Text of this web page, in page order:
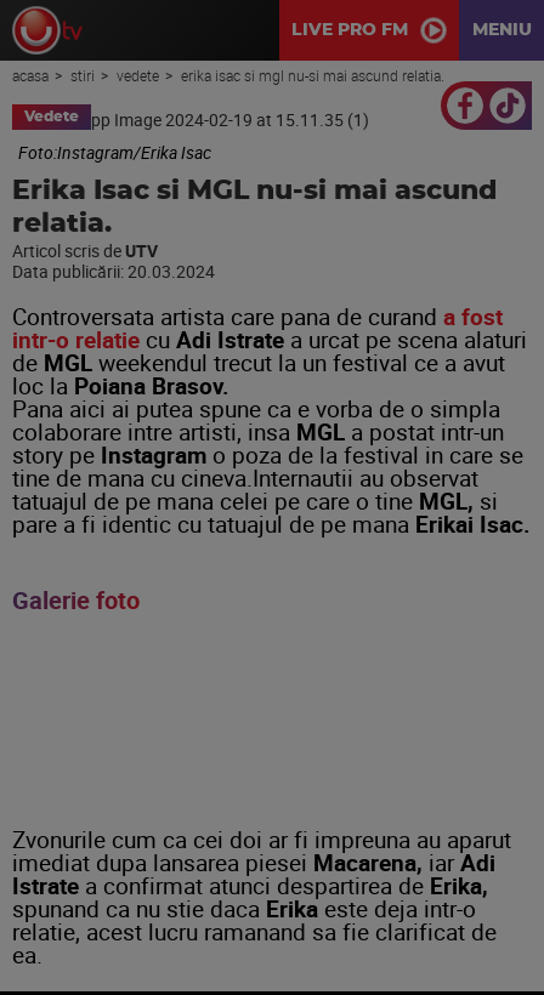
LIVE PRO FM MENIU
acasa stiri vedete erika isac si mgl nu-si mai ascund relatia.
Vedete
Foto:Instagram/Erika Isac
Erika Isac si MGL nu-si mai ascund
relatia.
Articol scris de UTV
Data publicării:20.03.2024
Controversata artista care pana de curand a fost
intr-o relatie cu Adi Istrate a urcat pe scena alaturi
de MGL weekendul trecut la un festival ce a avut
loc la Poiana Brasov.
Pana aici ai putea spune ca e vorba de o simpla
colaborare intre artisti, insa MGL a postat intr-un
story pe Instagram o poza de la festival in care se
tine de mana cu cineva.Internautii au observat
tatuajul de pe mana celei pe care o tine MGL, si
pare a fi identic cu tatuajul de pe mana Erikai Isac.
Galerie foto
Zvonurile cum ca cei doi ar fi impreuna au aparut
imediat dupa lansarea piesei Macarena, iar Adi
Istrate a confirmat atunci despartirea de Erika,
spunand ca nu stie daca Erika este deja intr-o
relatie, acest lucru ramanand sa fie clarificat de
ea.